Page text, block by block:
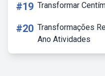
#19 Transformar
#20 Transformações
Ano Atividades